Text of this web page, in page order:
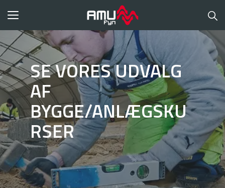
Toggle
SE VORES UDVALG
AF
BYGGE/ANLÆGSKU
RSER